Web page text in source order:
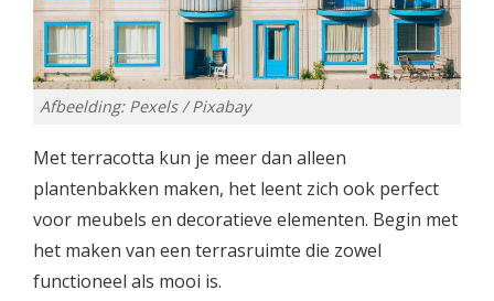
Afbeelding: Pexels / Pixabay
Met terracotta kun je meer dan alleen
plantenbakken maken, het leent zich ook perfect
voor meubels en decoratieve elementen. Begin met
het maken van een terrasruimte die zowel
functioneel als mooi is.